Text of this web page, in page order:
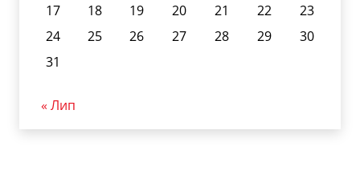
17
18 19 20 21 22
23
24
25 26 27 28 29
30
31
« Лип